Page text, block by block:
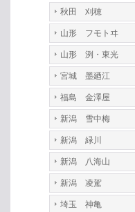
秋田 刈穂
山形 フモトヰ
山形 洌・東光
宮城 墨廼江
福島 金澤屋
新潟 雪中梅
新潟 緑川
新潟 八海山
新潟 凌駕
埼玉 神亀